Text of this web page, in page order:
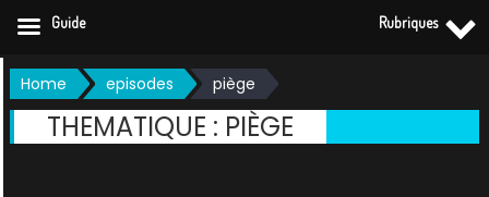
Skip
to
content
Home episodes piège
THEMATIQUE : PIÈGE
Guide Rubriques